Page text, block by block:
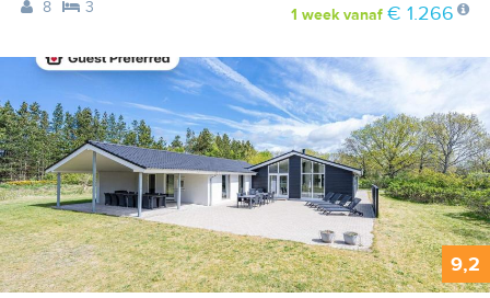
8 3 1 weekvanaf € 1.266
9,2